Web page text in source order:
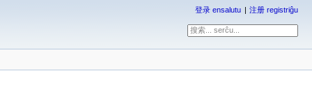
登录 ensalutu 注册 registriĝu